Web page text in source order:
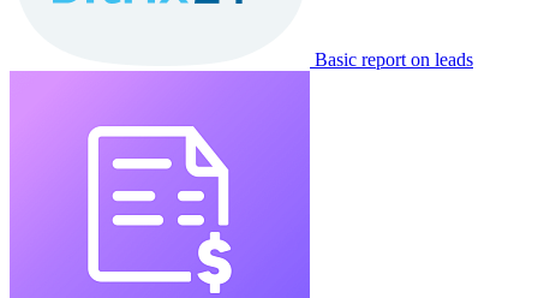
Basic report on leads